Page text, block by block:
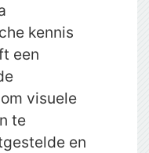
kennis
een
visuele
te
en